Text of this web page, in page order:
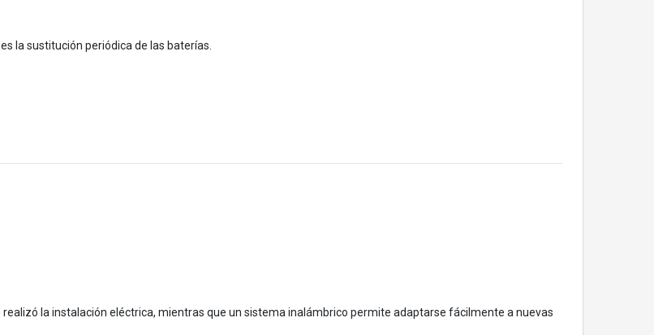
la sustitución periódica de las baterías.
la instalación eléctrica, mientras que un sistema inalámbrico permite adaptarse fácilmente a nuevas